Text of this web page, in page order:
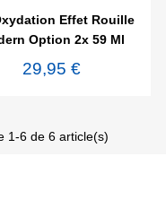
Effet Rouille
Option 2x 59 Ml
29,95 €
1-6 de 6 article(s)